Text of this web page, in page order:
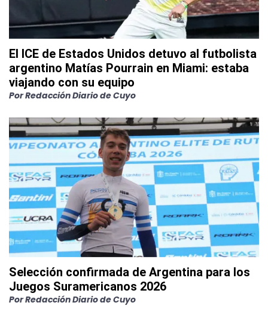
El ICE de Estados Unidos detuvo al futbolista
argentino Matías Pourrain en Miami: estaba
viajando con su equipo
PorRedacción Diario de Cuyo
Selección confirmada de Argentina para los
Juegos Suramericanos 2026
PorRedacción Diario de Cuyo